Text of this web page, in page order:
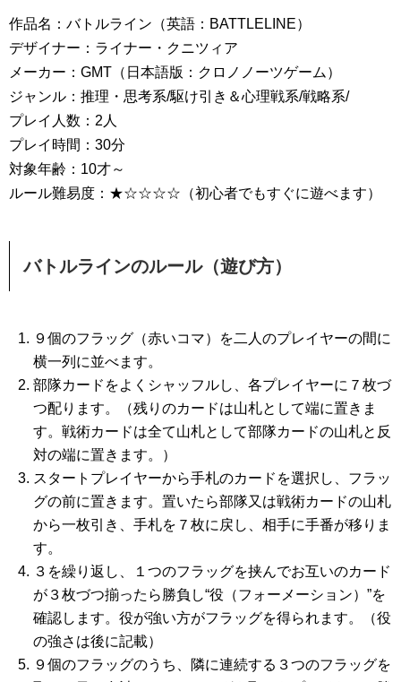
作品名：バトルライン（英語：BATTLELINE）
デザイナー：ライナー・クニツィア
メーカー：GMT（日本語版：クロノノーツゲーム）
ジャンル：推理・思考系/駆け引き＆心理戦系/戦略系/
プレイ人数：2人
プレイ時間：30分
対象年齢：10才～
ルール難易度：★☆☆☆☆（初心者でもすぐに遊べます）
バトルラインのルール（遊び方）
９個のフラッグ（赤いコマ）を二人のプレイヤーの間に
横一列に並べます。
部隊カードをよくシャッフルし、各プレイヤーに７枚づ
つ配ります。（残りのカードは山札として端に置きま
す。戦術カードは全て山札として部隊カードの山札と反
対の端に置きます。）
スタートプレイヤーから手札のカードを選択し、フラッ
グの前に置きます。置いたら部隊又は戦術カードの山札
から一枚引き、手札を７枚に戻し、相手に手番が移りま
す。
３を繰り返し、１つのフラッグを挟んでお互いのカード
が３枚づつ揃ったら勝負し“役（フォーメーション）”を
確認します。役が強い方がフラッグを得られます。（役
の強さは後に記載）
９個のフラッグのうち、隣に連続する３つのフラッグを